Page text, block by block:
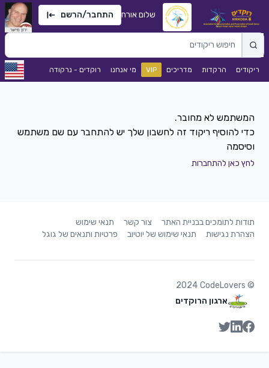
שלום אורח התחבר/הרשם
ריקודים הרקדות מדריכים VIP מי אנחנו רוקדים - נרקודה
כדי להוסיף ריקוד זה לחשבון שלך יש להתחבר עם שם משתמש
וסיסמה
לחץ כאן להתחברות
תודות לתומכים בבניית האתר צור קשר
תנאי שימוש
הצהרת נגישות
תנאי שימוש של יוטיוב פרטיות ותנאים של גוגל
©
2024 CodeLovers
ארגון הרוקדים